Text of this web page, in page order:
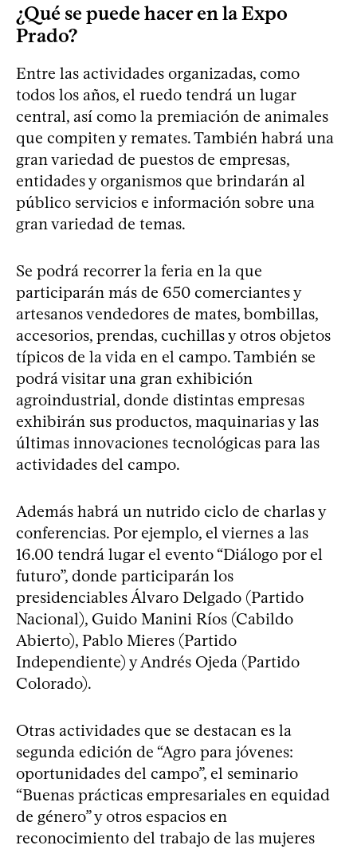
¿Qué se puede hacer en la Expo
Prado?
Entre las actividades organizadas, como
todos los años, el ruedo tendrá un lugar
central, así como la premiación de animales
que compiten y remates. También habrá una
gran variedad de puestos de empresas,
entidades y organismos que brindarán al
público servicios e información sobre una
gran variedad de temas.
Se podrá recorrer la feria en la que
participarán más de 650 comerciantes y
artesanos vendedores de mates, bombillas,
accesorios, prendas, cuchillas y otros objetos
típicos de la vida en el campo. También se
podrá visitar una gran exhibición
agroindustrial, donde distintas empresas
exhibirán sus productos, maquinarias y las
últimas innovaciones tecnológicas para las
actividades del campo.
Además habrá un nutrido ciclo de charlas y
conferencias. Por ejemplo, el viernes a las
16.00 tendrá lugar el evento “Diálogo por el
futuro”, donde participarán los
presidenciables Álvaro Delgado (Partido
Nacional), Guido Manini Ríos (Cabildo
Abierto), Pablo Mieres (Partido
Independiente) y Andrés Ojeda (Partido
Colorado).
Otras actividades que se destacan es la
segunda edición de “Agro para jóvenes:
oportunidades del campo”, el seminario
“Buenas prácticas empresariales en equidad
de género” y otros espacios en
reconocimiento del trabajo de las mujeres